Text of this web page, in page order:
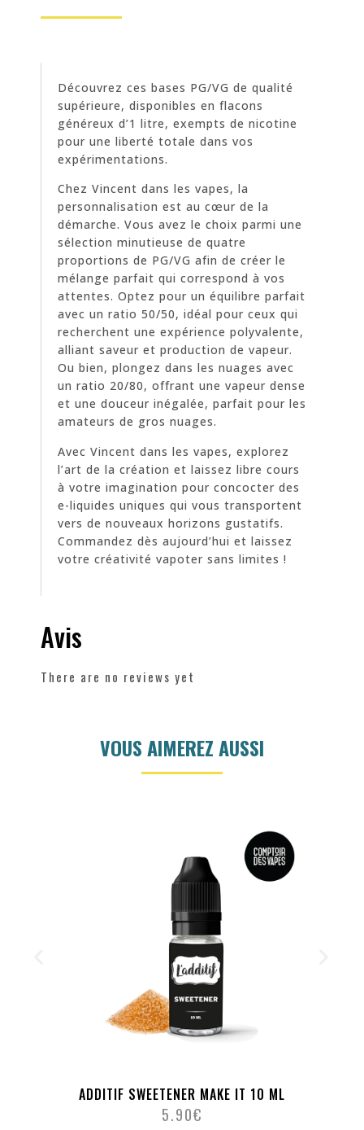
Découvrez ces bases PG/VG de qualité
supérieure, disponibles en flacons
généreux d’1 litre, exempts de nicotine
pour une liberté totale dans vos
expérimentations.
Chez Vincent dans les vapes, la
personnalisation est au cœur de la
démarche. Vous avez le choix parmi une
sélection minutieuse de quatre
proportions de PG/VG afin de créer le
mélange parfait qui correspond à vos
attentes. Optez pour un équilibre parfait
avec un ratio 50/50, idéal pour ceux qui
recherchent une expérience polyvalente,
alliant saveur et production de vapeur.
Ou bien, plongez dans les nuages avec
un ratio 20/80, offrant une vapeur dense
et une douceur inégalée, parfait pour les
amateurs de gros nuages.
Avec Vincent dans les vapes, explorez
l’art de la création et laissez libre cours
à votre imagination pour concocter des
e-liquides uniques qui vous transportent
vers de nouveaux horizons gustatifs.
Commandez dès aujourd’hui et laissez
votre créativité vapoter sans limites !
Avis
There are no reviews yet
VOUS AIMEREZ AUSSI
ADDITIF SWEETENER MAKE IT 10 ML
5.90€